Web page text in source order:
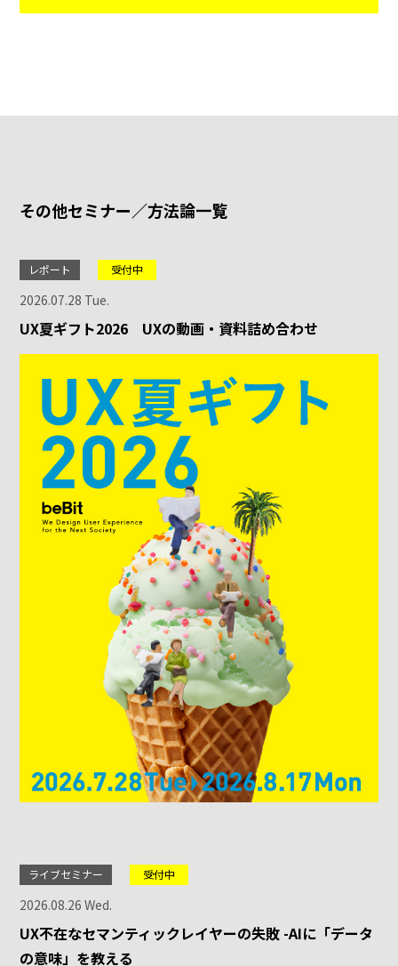
その他セミナー／方法論一覧
レポート 受付中
2026.07.28 Tue.
UX夏ギフト2026 UXの動画・資料詰め合わせ
ライブセミナー 受付中
2026.08.26 Wed.
UX不在なセマンティックレイヤーの失敗 -AIに「データ
の意味」を教える